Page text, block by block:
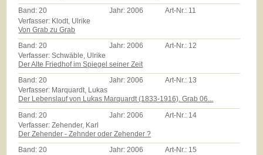
Band:20 Jahr:2006 Art-Nr.: 11
Verfasser: Klodt, Ulrike
Von Grab zu Grab
Band: 20 Jahr: 2006 Art-Nr.: 12
Verfasser: Schwäble, Ulrike
Der Alte Friedhof im Spiegel seiner Zeit
Band:20 Jahr:2006 Art-Nr.: 13
Verfasser: Marquardt, Lukas
Der Lebenslauf von Lukas Marquardt (1833-1916). Grab 06...
Band: 20 Jahr: 2006 Art-Nr.: 14
Verfasser: Zehender, Karl
Der Zehender - Zehnder oder Zehender ?
Band:20 Jahr:2006 Art-Nr.: 15